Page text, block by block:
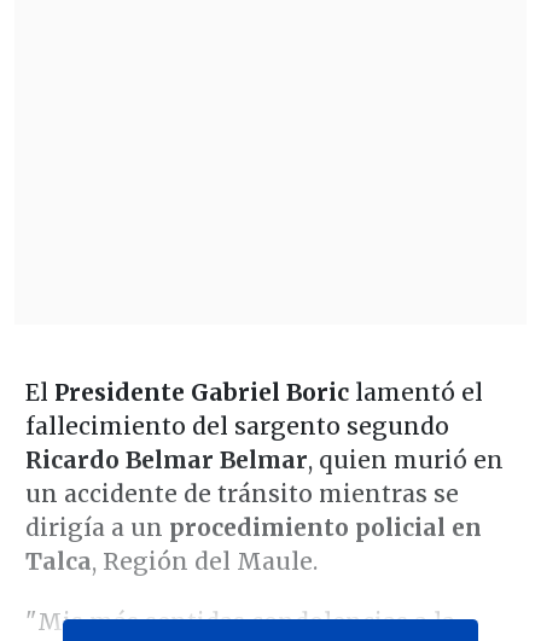
El Presidente Gabriel Boriclamentó el
fallecimiento del sargento segundo
Ricardo Belmar Belmar, quien murió en
un accidente de tránsito mientras se
dirigía a un procedimiento policial en
Talca, Región del Maule.
"Mis más sentidas condolencias a la